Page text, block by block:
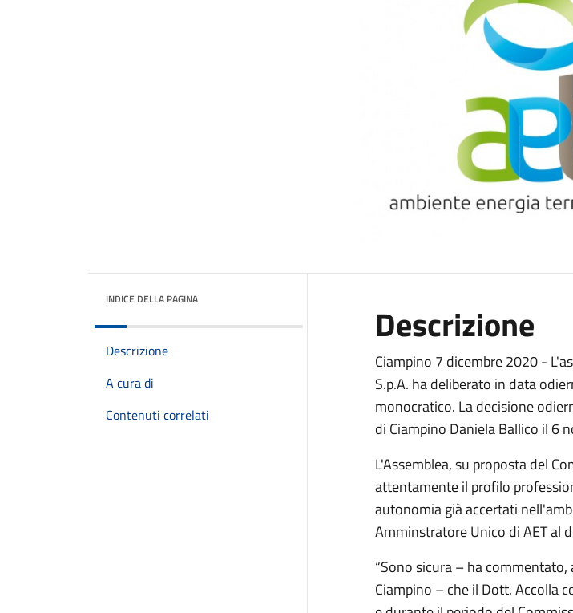
INDICE DELLA PAGINA
Descrizione
A cura di
Contenuti correlati
Descrizione
Ciampino 7 dicembre 2020 -
S.p.A. ha deliberato in data
monocratico. La decisione
di Ciampino Daniela Ballico il 6
L'Assemblea, su proposta del
attentamente il profilo
autonomia già accertati
Amminstratore Unico di AET al
“Sono sicura – ha commentato,
Ciampino – che il Dott. Accolla